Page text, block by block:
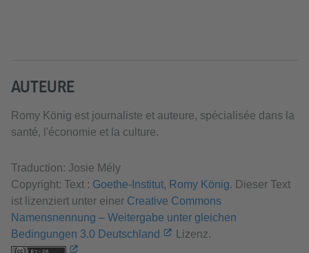
AUTEURE
Romy König est journaliste et auteure, spécialisée dans la
santé, l'économie et la culture.
Traduction: Josie Mély
Copyright: Text : Goethe-Institut, Romy König. Dieser Text
ist lizenziert unter einer Creative Commons
Namensnennung – Weitergabe unter gleichen
Bedingungen 3.0 Deutschland
Lizenz.